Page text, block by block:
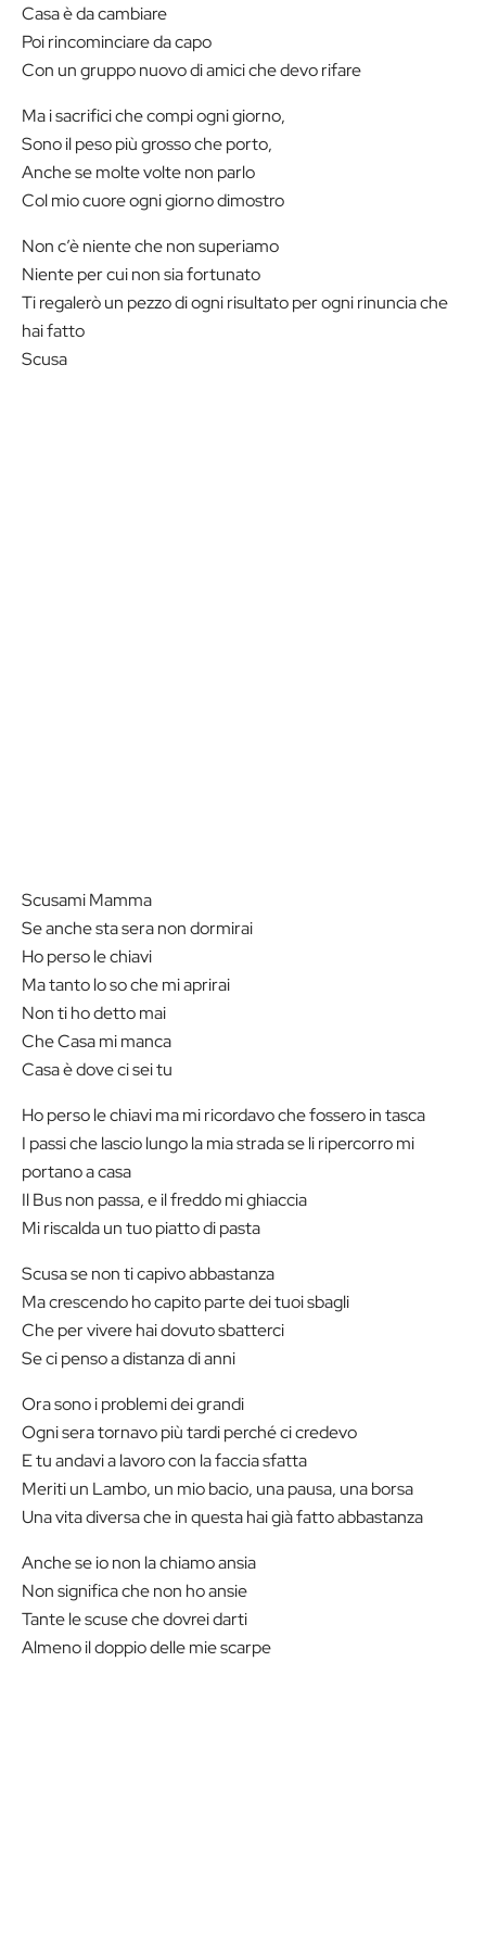
Casa è da cambiare
Poi rincominciare da capo
Con un gruppo nuovo di amici che devo rifare
Ma i sacrifici che compi ogni giorno,
Sono il peso più grosso che porto,
Anche se molte volte non parlo
Col mio cuore ogni giorno dimostro
Non c’è niente che non superiamo
Niente per cui non sia fortunato
Ti regalerò un pezzo di ogni risultato per ogni rinuncia che
hai fatto
Scusa
Scusami Mamma
Se anche sta sera non dormirai
Ho perso le chiavi
Ma tanto lo so che mi aprirai
Non ti ho detto mai
Che Casa mi manca
Casa è dove ci sei tu
Ho perso le chiavi ma mi ricordavo che fossero in tasca
I passi che lascio lungo la mia strada se li ripercorro mi
portano a casa
Il Bus non passa, e il freddo mi ghiaccia
Mi riscalda un tuo piatto di pasta
Scusa se non ti capivo abbastanza
Ma crescendo ho capito parte dei tuoi sbagli
Che per vivere hai dovuto sbatterci
Se ci penso a distanza di anni
Ora sono i problemi dei grandi
Ogni sera tornavo più tardi perché ci credevo
E tu andavi a lavoro con la faccia sfatta
Meriti un Lambo, un mio bacio, una pausa, una borsa
Una vita diversa che in questa hai già fatto abbastanza
Anche se io non la chiamo ansia
Non significa che non ho ansie
Tante le scuse che dovrei darti
Almeno il doppio delle mie scarpe